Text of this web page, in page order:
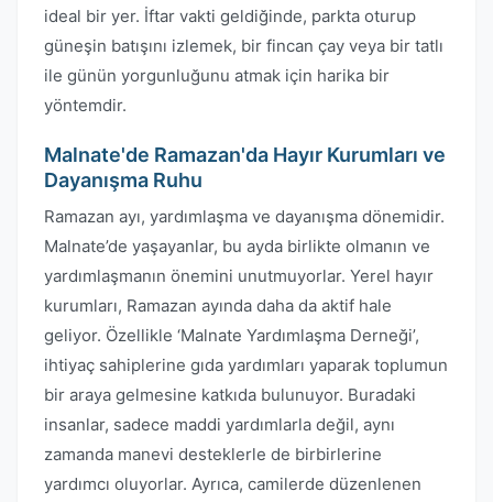
ideal bir yer. İftar vakti geldiğinde, parkta oturup
güneşin batışını izlemek, bir fincan çay veya bir tatlı
ile günün yorgunluğunu atmak için harika bir
yöntemdir.
Malnate'de Ramazan'da Hayır Kurumları ve
Dayanışma Ruhu
Ramazan ayı, yardımlaşma ve dayanışma dönemidir.
Malnate’de yaşayanlar, bu ayda birlikte olmanın ve
yardımlaşmanın önemini unutmuyorlar. Yerel hayır
kurumları, Ramazan ayında daha da aktif hale
geliyor. Özellikle ‘Malnate Yardımlaşma Derneği’,
ihtiyaç sahiplerine gıda yardımları yaparak toplumun
bir araya gelmesine katkıda bulunuyor. Buradaki
insanlar, sadece maddi yardımlarla değil, aynı
zamanda manevi desteklerle de birbirlerine
yardımcı oluyorlar. Ayrıca, camilerde düzenlenen